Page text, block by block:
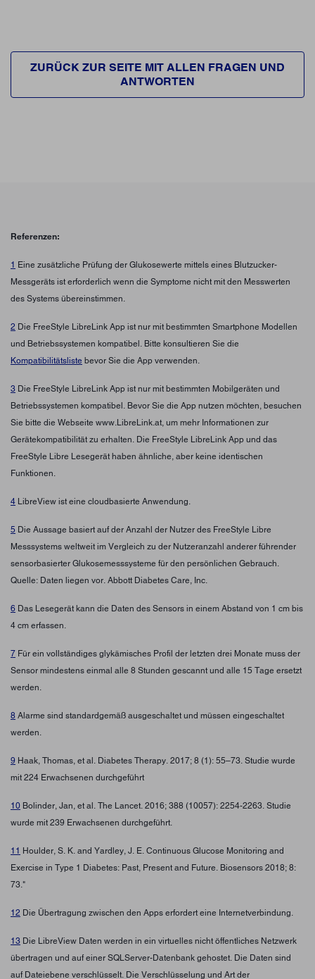
ZURÜCK ZUR SEITE MIT ALLEN FRAGEN UND
ANTWORTEN
Referenzen:
1 Eine zusätzliche Prüfung der Glukosewerte mittels eines Blutzucker-
Messgeräts ist erforderlich wenn die Symptome nicht mit den Messwerten
des Systems übereinstimmen.
2 Die FreeStyle LibreLink App ist nur mit bestimmten Smartphone Modellen
und Betriebssystemen kompatibel. Bitte konsultieren Sie die
Kompatibilitätsliste bevor Sie die App verwenden.
3 Die FreeStyle LibreLink App ist nur mit bestimmten Mobilgeräten und
Betriebssystemen kompatibel. Bevor Sie die App nutzen möchten, besuchen
Sie bitte die Webseite www.LibreLink.at, um mehr Informationen zur
Gerätekompatibilität zu erhalten. Die FreeStyle LibreLink App und das
FreeStyle Libre Lesegerät haben ähnliche, aber keine identischen
Funktionen.
4 LibreView ist eine cloudbasierte Anwendung.
5 Die Aussage basiert auf der Anzahl der Nutzer des FreeStyle Libre
Messsystems weltweit im Vergleich zu der Nutzeranzahl anderer führender
sensorbasierter Glukosemesssysteme für den persönlichen Gebrauch.
Quelle: Daten liegen vor. Abbott Diabetes Care, Inc.
6 Das Lesegerät kann die Daten des Sensors in einem Abstand von 1 cm bis
4 cm erfassen.
7 Für ein vollständiges glykämisches Profil der letzten drei Monate muss der
Sensor mindestens einmal alle 8 Stunden gescannt und alle 15 Tage ersetzt
werden.
8 Alarme sind standardgemäß ausgeschaltet und müssen eingeschaltet
werden.
9 Haak, Thomas, et al. Diabetes Therapy. 2017; 8 (1): 55–73. Studie wurde
mit 224 Erwachsenen durchgeführt
10 Bolinder, Jan, et al. The Lancet. 2016; 388 (10057): 2254-2263. Studie
wurde mit 239 Erwachsenen durchgeführt.
11 Houlder, S. K. and Yardley, J. E. Continuous Glucose Monitoring and
Exercise in Type 1 Diabetes: Past, Present and Future. Biosensors 2018; 8:
73."
12 Die Übertragung zwischen den Apps erfordert eine Internetverbindung.
13 Die LibreView Daten werden in ein virtuelles nicht öffentliches Netzwerk
übertragen und auf einer SQLServer-Datenbank gehostet. Die Daten sind
auf Dateiebene verschlüsselt. Die Verschlüsselung und Art der